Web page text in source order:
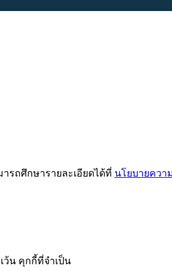
รถศึกษารายละเอียดได้ที่ นโยบายควา
ว้น คุกกี้ที่จำเป็น